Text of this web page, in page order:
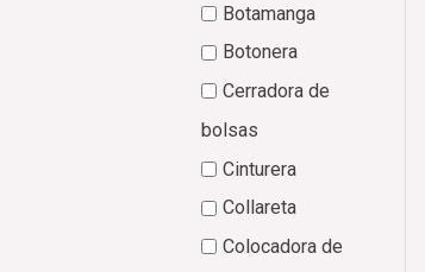
Botamanga
Botonera
Cerradora de
bolsas
Cinturera
Collareta
Colocadora de